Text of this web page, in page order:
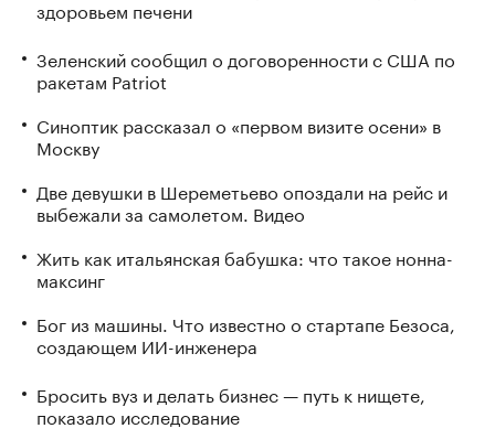
здоровьем печени
Зеленский сообщил о договоренности с США по
ракетам Patriot
Синоптик рассказал о «первом визите осени» в
Москву
Две девушки в Шереметьево опоздали на рейс и
выбежали за самолетом. Видео
Жить как итальянская бабушка: что такое нонна-
максинг
Бог из машины. Что известно о стартапе Безоса,
создающем ИИ-инженера
Бросить вуз и делать бизнес — путь к нищете,
показало исследование